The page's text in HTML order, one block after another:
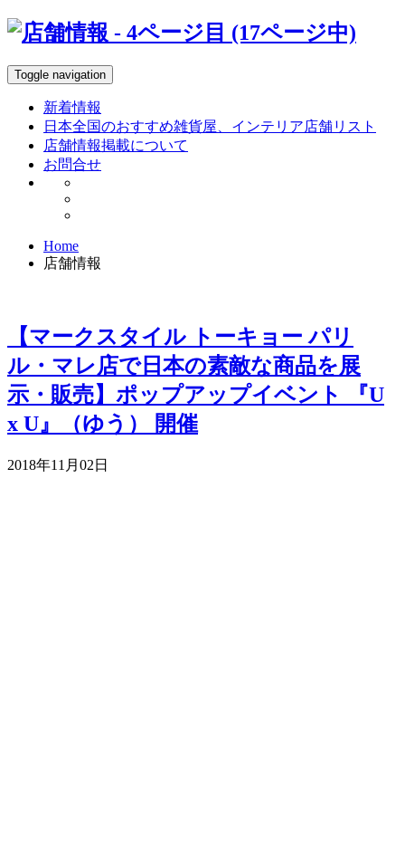
Toggle navigation
新着情報
日本全国のおすすめ雑貨屋、インテリア店舗リスト
店舗情報掲載について
お問合せ
Home
店舗情報
【マークスタイル トーキョー パリ
ル・マレ店で日本の素敵な商品を展
示・販売】ポップアップイベント 『U
x U』（ゆう） 開催
2018年11月02日